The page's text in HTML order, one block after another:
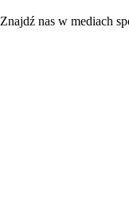
Znajdź nas w mediach